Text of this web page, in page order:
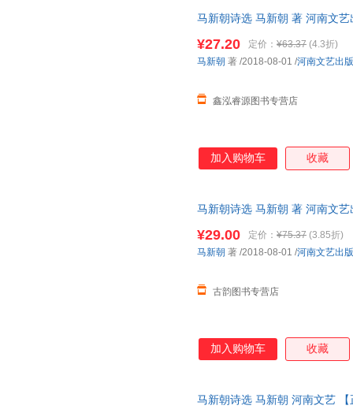
马新朝诗选 马新朝 著 河南文
¥27.20 定价： ¥63.37 (4.3折)
鑫泓睿源图书专营店
马新朝 著 /2018-08-01 /河南文艺出
加入购物车 收藏
马新朝诗选 马新朝 著 河南文
¥29.00 定价： ¥75.37 (3.85折)
古韵图书专营店
马新朝 著 /2018-08-01 /河南文艺出
加入购物车 收藏
马新朝诗选 马新朝 河南文艺 【